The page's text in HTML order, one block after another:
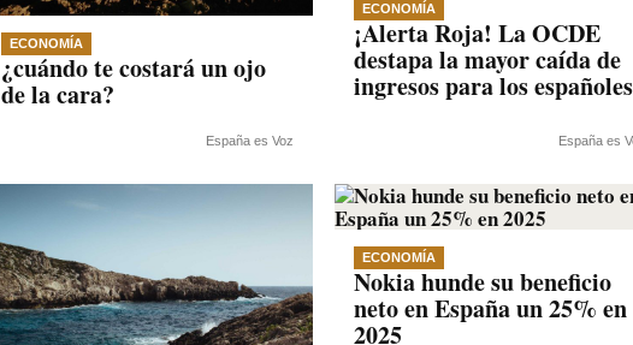
ECONOMÍA
¿cuándo te costará un ojo
de la cara?
España es Voz
ECONOMÍA
¡Alerta Roja! La OCDE
destapa la mayor caída de
ingresos para los españoles
España es
ECONOMÍA
Nokia hunde su beneficio
neto en España un 25% en
2025